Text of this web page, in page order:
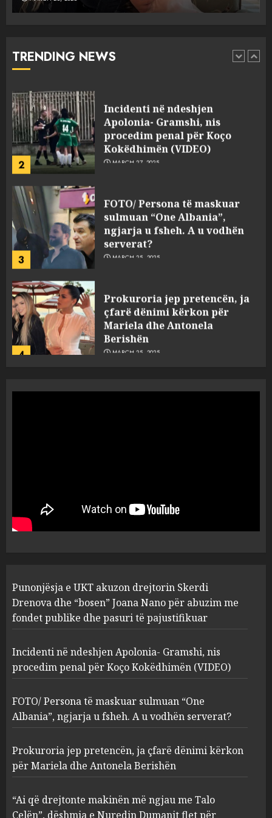
TRENDING NEWS
1
Punonjësja e UKT akuzon
pasuri të pajustifikuar
2
Apolonia- Gramshi, nis
procedim penal për Koço
Kokëdhimën (VIDEO)
MARCH 27, 2025
3
sulmuan “One Albania”,
ngjarja u fsheh. A u vodhën
serverat?
MARCH 25, 2025
4
çfarë dënimi kërkon për
Mariela dhe Antonela
Berishën
MARCH 25, 2025
1
“bosen” Joana Nano për
abuzim me fondet publike dhe
pasuri të pajustifikuar
2
Apolonia- Gramshi, nis
procedim penal për Koço
Kokëdhimën (VIDEO)
MARCH 27, 2025
3
FOTO/ Persona të maskuar
sulmuan “One Albania”,
ngjarja u fsheh. A u vodhën
serverat?
MARCH 25, 2025
Prokuroria jep pretencën, ja
çfarë dënimi kërkon për
Berishën
Punonjësja e UKT akuzon drejtorin Skerdi
Drenova dhe “bosen” Joana Nano për abuzim me
fondet publike dhe pasuri të pajustifikuar
Incidenti në ndeshjen Apolonia- Gramshi, nis
procedim penal për Koço Kokëdhimën (VIDEO)
FOTO/ Persona të maskuar sulmuan “One
Albania”, ngjarja u fsheh. A u vodhën serverat?
Prokuroria jep pretencën, ja çfarë dënimi kërkon
për Mariela dhe Antonela Berishën
“Ai që drejtonte makinën më ngjau me Talo
Çelën”, dëshmia e Nuredin Dumanit flet për